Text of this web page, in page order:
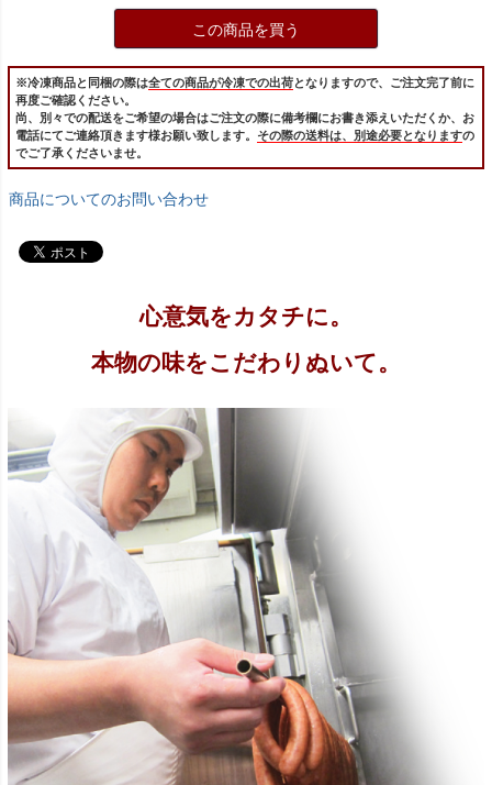
この商品を買う
※冷凍商品と同梱の際は全ての商品が冷凍での出荷となりますので、ご注文完了前に
再度ご確認ください。
尚、別々での配送をご希望の場合はご注文の際に備考欄にお書き添えいただくか、お
電話にてご連絡頂きます様お願い致します。 その際の送料は、別途必要となりますの
でご了承くださいませ。
商品についてのお問い合わせ
心意気をカタチに。
本物の味をこだわりぬいて。